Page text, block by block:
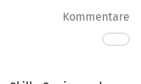
Kommentare